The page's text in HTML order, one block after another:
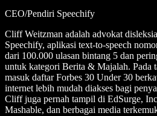
CEO/Pendiri Speechify
Cliff Weitzman adalah advokat
Speechify, aplikasi text-to-speech
dari 100.000 ulasan bintang 5 dan
untuk kategori Berita & Majalah. Pada
masuk daftar Forbes 30 Under 30
internet lebih mudah diakses bagi
Cliff juga pernah tampil di EdSurge,
Mashable, dan berbagai media